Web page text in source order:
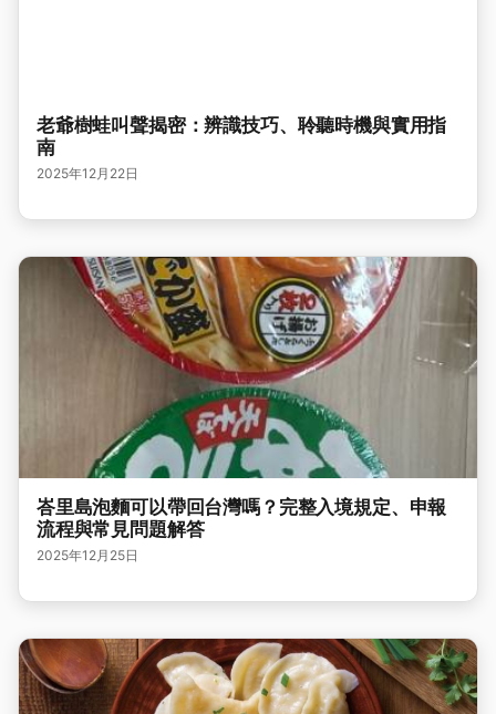
老爺樹蛙叫聲揭密：辨識技巧、聆聽時機與實用指
南
2025年12月22日
峇里島泡麵可以帶回台灣嗎？完整入境規定、申報
流程與常見問題解答
2025年12月25日